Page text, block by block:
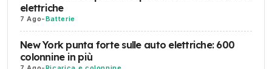
elettriche
7 Ago-Batterie
New York punta forte sulle auto elettriche: 600
colonnine in più